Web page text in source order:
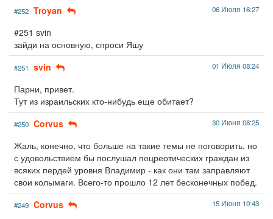
#252 Troyan 06 Июля 16:27
#251 svin
зайди на основную, спроси Яшу
#251 svin 01 Июля 08:24
Парни, привет.
Тут из израильских кто-нибудь еще обитает?
#250 Corvus 30 Июня 08:25
Жаль, конечно, что больше на такие темы не поговорить, но
с удовольствием бы послушал поцреотических граждан из
всяких пердей уровня Владимир - как они там заправляют
свои колымаги. Всего-то прошло 12 лет бесконечных побед.
#249 Corvus 15 Июня 10:43